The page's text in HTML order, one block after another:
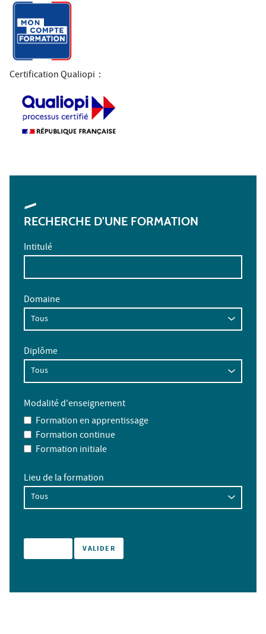
Certification Qualiopi :
RECHERCHE D'UNE FORMATION
Intitulé
Domaine
Diplôme
Modalité d'enseignement
Formation en apprentissage
Formation continue
Formation initiale
Lieu de la formation